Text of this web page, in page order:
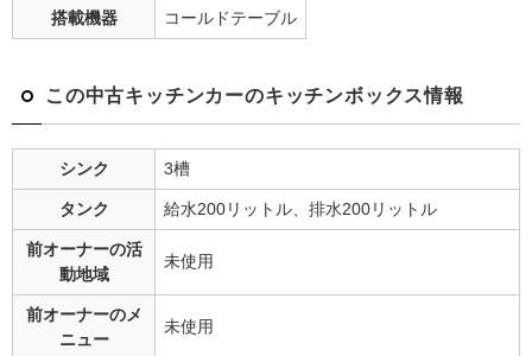
搭載機器 コールドテーブル
この中古キッチンカーのキッチンボックス情報
シンク 3槽
タンク 給水200リットル、排水200リットル
前オーナーの活
動地域
未使用
前オーナーのメ
ニュー
未使用